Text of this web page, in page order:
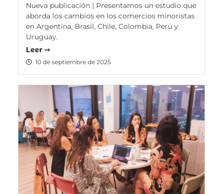
Nueva publicación | Presentamos un estudio que
aborda los cambios en los comercios minoristas
en Argentina, Brasil, Chile, Colombia, Perú y
Uruguay.
Leer ➞
10 de septiembre de 2025